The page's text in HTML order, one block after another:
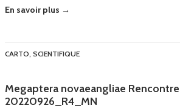
En savoir plus →
CARTO, SCIENTIFIQUE
Megaptera novaeangliae Rencontre
20220926_R4_MN